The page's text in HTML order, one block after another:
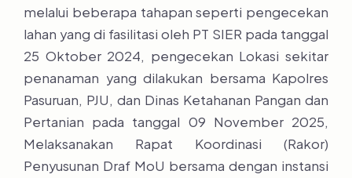
melalui beberapa tahapan seperti pengecekan
lahan yang di fasilitasi oleh PT SIER pada tanggal
25 Oktober 2024, pengecekan Lokasi sekitar
penanaman yang dilakukan bersama Kapolres
Pasuruan, PJU, dan Dinas Ketahanan Pangan dan
Pertanian pada tanggal 09 November 2025,
Melaksanakan Rapat Koordinasi (Rakor)
Penyusunan Draf MoU bersama dengan instansi